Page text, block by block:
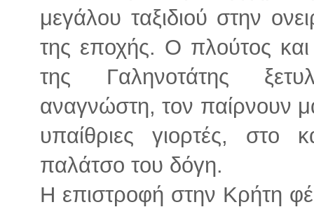
μεγάλου ταξιδιού στην
της εποχής. O πλούτος
της Γαληνοτάτης
αναγνώστη, τον παίρνουν
υπαίθριες γιορτές, στο
παλάτσο του δόγη.
Η επιστροφή στην Κρήτη